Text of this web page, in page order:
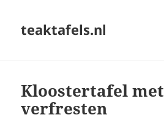
teaktafels.nl
Kloostertafel met
verfresten